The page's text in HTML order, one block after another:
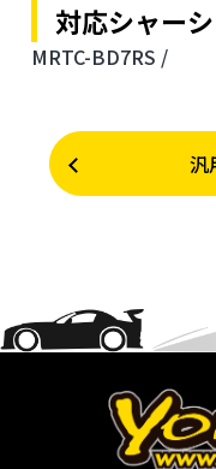
対応シャー
MRTC-BD7RS /
汎